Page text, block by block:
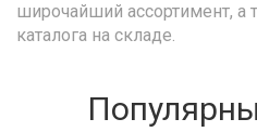
широчайший ассортимент, а
каталога на складе.